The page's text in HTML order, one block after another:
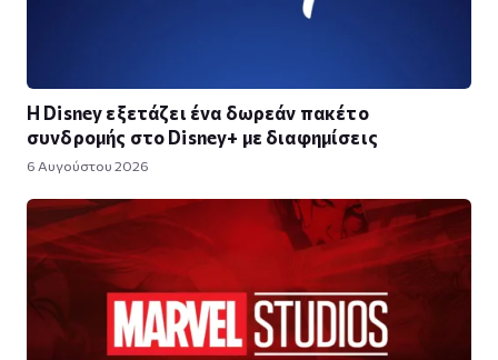
Η Disney εξετάζει ένα δωρεάν πακέτο
συνδρομής στο Disney+ με διαφημίσεις
6 Αυγούστου 2026